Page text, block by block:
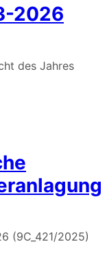
2026
des Jahres
(9C_421/2025)